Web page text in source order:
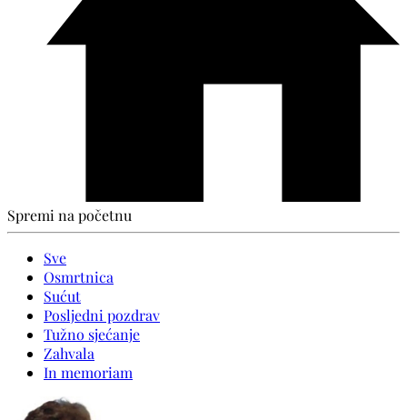
Spremi na početnu
Sve
Osmrtnica
Sućut
Posljedni pozdrav
Tužno sjećanje
Zahvala
In memoriam